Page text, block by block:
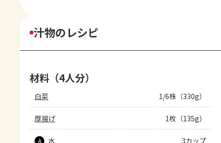
汁物のレシピ
材料（4人分）
白菜 1/6株（330g）
厚揚げ 1枚（135g）
A 水 3カップ